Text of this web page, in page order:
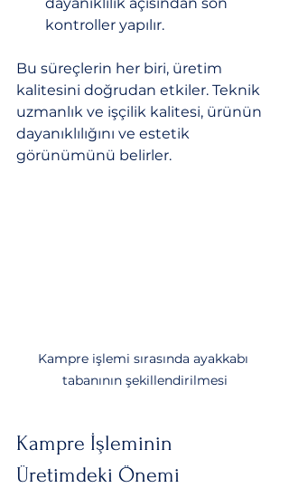
kontroller yapılır.
Bu süreçlerin her biri, üretim
kalitesini doğrudan etkiler. Teknik
uzmanlık ve işçilik kalitesi, ürünün
dayanıklılığını ve estetik
görünümünü belirler.
Kampre işlemi sırasında ayakkabı
tabanının şekillendirilmesi
Kampre İşleminin
Üretimdeki Önemi